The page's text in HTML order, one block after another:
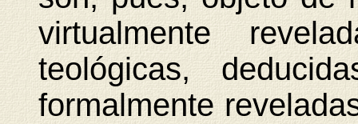
virtualmente
teológicas,
formalmente